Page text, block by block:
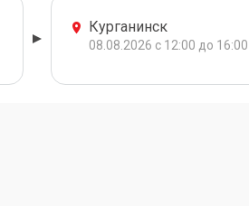
Курганинск
08.08.2026 с 12:00 до 16:00